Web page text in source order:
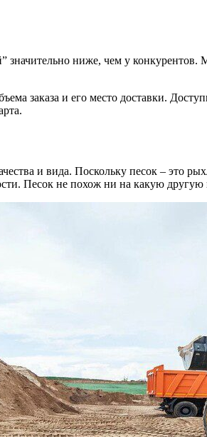
значительно ниже, чем у
заказа и его место доставки.
и вида. Поскольку песок – это
Песок не похож ни на какую